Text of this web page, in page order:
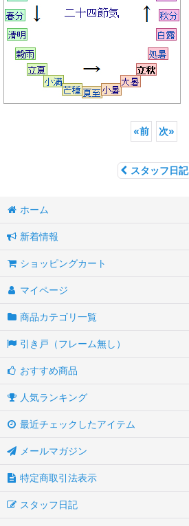
«前 次»
スタッフ日記
ホーム
新着情報
ショッピングカート
マイページ
商品カテゴリ一覧
引き戸（フレーム無し）
おすすめ商品
人気ランキング
最近チェックしたアイテム
メールマガジン
特定商取引法表示
スタッフ日記